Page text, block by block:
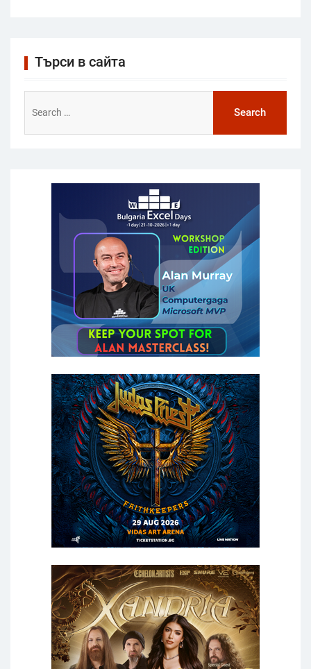
Търси в сайта
for: